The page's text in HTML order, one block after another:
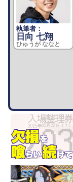
日向 七翔
ひゅうが ななと